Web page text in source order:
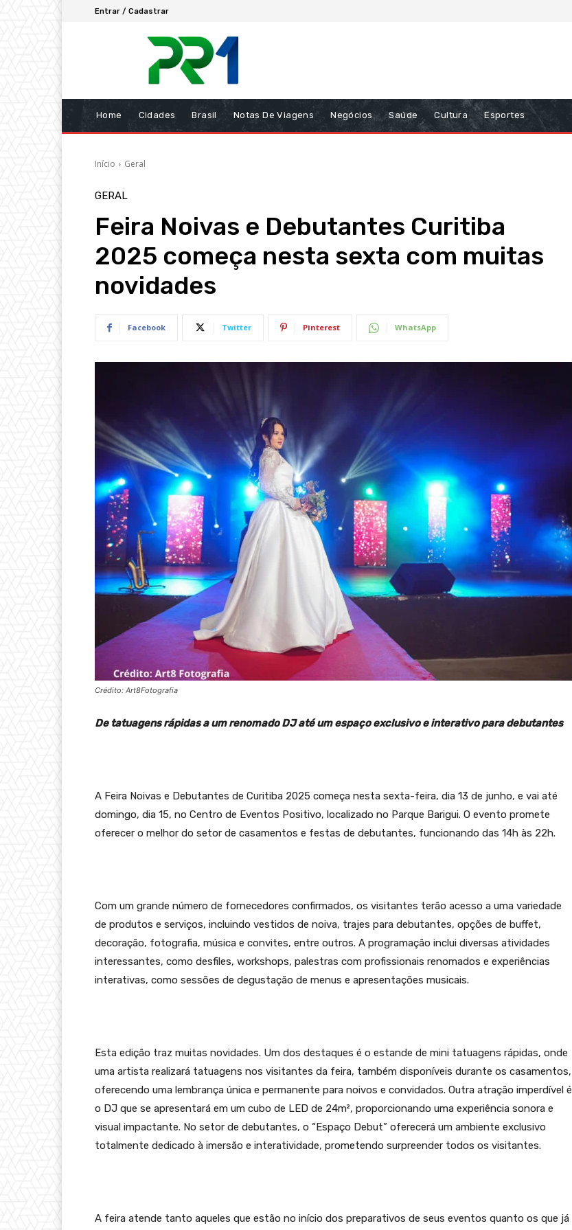
Entrar / Cadastrar
Home Cidades Brasil Notas De Viagens Negócios Saúde Cultura Esportes
Início Geral
GERAL
Feira Noivas e Debutantes Curitiba
2025 começa nesta sexta com muitas
novidades
Facebook Twitter Pinterest WhatsApp
Crédito: Art8Fotografia
De tatuagens rápidas a um renomado DJ até um espaço exclusivo e interativo para debutantes
A Feira Noivas e Debutantes de Curitiba 2025 começa nesta sexta-feira, dia 13 de junho, e vai até
domingo, dia 15, no Centro de Eventos Positivo, localizado no Parque Barigui. O evento promete
oferecer o melhor do setor de casamentos e festas de debutantes, funcionando das 14h às 22h.
Com um grande número de fornecedores confirmados, os visitantes terão acesso a uma variedade
de produtos e serviços, incluindo vestidos de noiva, trajes para debutantes, opções de buffet,
decoração, fotografia, música e convites, entre outros. A programação inclui diversas atividades
interessantes, como desfiles, workshops, palestras com profissionais renomados e experiências
interativas, como sessões de degustação de menus e apresentações musicais.
Esta edição traz muitas novidades. Um dos destaques é o estande de mini tatuagens rápidas, onde
uma artista realizará tatuagens nos visitantes da feira, também disponíveis durante os casamentos,
oferecendo uma lembrança única e permanente para noivos e convidados. Outra atração imperdível é
o DJ que se apresentará em um cubo de LED de 24m², proporcionando uma experiência sonora e
visual impactante. No setor de debutantes, o “Espaço Debut” oferecerá um ambiente exclusivo
totalmente dedicado à imersão e interatividade, prometendo surpreender todos os visitantes.
A feira atende tanto aqueles que estão no início dos preparativos de seus eventos quanto os que já